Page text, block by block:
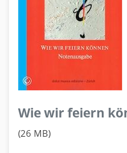
Wie wir feiern
(26 MB)